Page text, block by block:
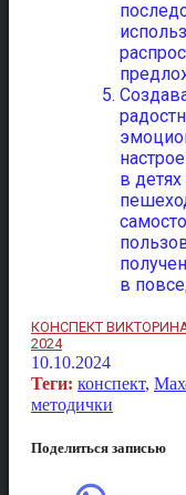
в
в
КОНСПЕКТ
2024
10.10.2024
Теги: конспект,
методички
Поделиться записью